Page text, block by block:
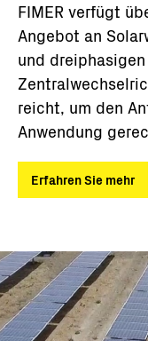
FIMER verfügt
Angebot an
und
reicht, um den
Anwendung
Erfahren Sie mehr